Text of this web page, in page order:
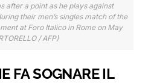
after a point as he plays against
their men’s singles match of the
at Foro Italico in Rome on May
/ AFP)
FA SOGNARE IL